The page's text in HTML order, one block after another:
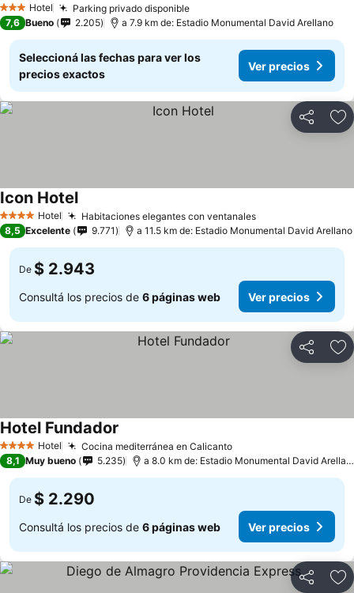
3 Estrellas
Hotel Parking privado disponible
7,6 Bueno 2.205 a 7.9 km de: Estadio Monumental David Arellano
Seleccioná las fechas para ver los
precios exactos
Ver precios
Compartir
4 EstrellasHotel Habitaciones elegantes con ventanales
Icon Hotel
8,5 Excelente 9.771 a 11.5 km de: Estadio Monumental David Arellano
De $ 2.943
Consultá los precios de 6 páginas web Ver precios
Compartir
4 EstrellasHotel Cocina mediterránea en Calicanto
Hotel Fundador
8,1 Muy bueno 5.235 a 8.0 km de: Estadio Monumental David Arellano
De $ 2.290
Consultá los precios de 6 páginas web Ver precios
Compartir